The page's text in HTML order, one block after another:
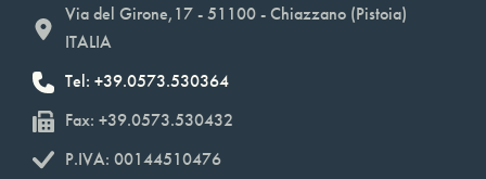
Via del Girone,17 - 51100 - Chiazzano (Pistoia)
ITALIA
Tel: +39.0573.530364
Fax: +39.0573.530432
P.IVA: 00144510476